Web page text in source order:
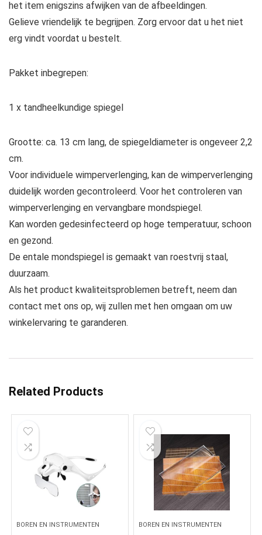
het item enigszins afwijken van de afbeeldingen.
Gelieve vriendelijk te begrijpen. Zorg ervoor dat u het niet
erg vindt voordat u bestelt.
Pakket inbegrepen:
1 x tandheelkundige spiegel
Grootte: ca. 13 cm lang, de spiegeldiameter is ongeveer 2,2
cm.
Voor individuele wimperverlenging, kan de wimperverlenging
duidelijk worden gecontroleerd. Voor het controleren van
wimperverlenging en vervangbare mondspiegel.
Kan worden gedesinfecteerd op hoge temperatuur, schoon
en gezond.
De entale mondspiegel is gemaakt van roestvrij staal,
duurzaam.
Als het product kwaliteitsproblemen betreft, neem dan
contact met ons op, wij zullen met hen omgaan om uw
winkelervaring te garanderen.
Related Products
BOREN EN INSTRUMENTEN BOREN EN INSTRUMENTEN